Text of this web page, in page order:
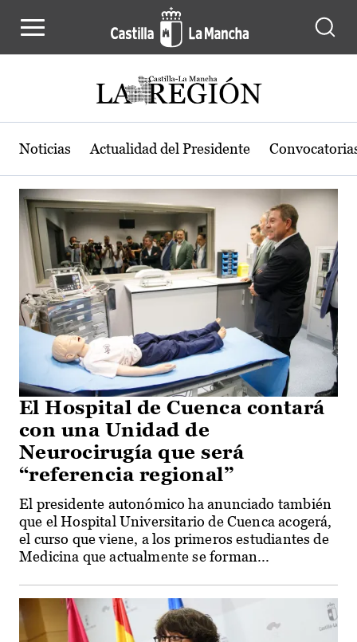
Actualidad de la región de Castilla-
Noticias Actualidad del Presidente
El Hospital de Cuenca contará
con una Unidad de
Neurocirugía que será
“referencia regional”
El presidente autonómico ha anunciado también
que el Hospital Universitario de Cuenca acogerá,
el curso que viene, a los primeros estudiantes de
Medicina que actualmente se forman...